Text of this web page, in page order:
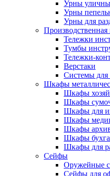
Урны
Урны
Урны для
Производственная
Тележки
Тумбы
Тележки-
Верстаки
Системы для
Шкафы
Шкафы
Шкафы
Шкафы для
Шкафы
Шкафы
Шкафы
Шкафы для
Сейфы
Оружейные
Сейфы для